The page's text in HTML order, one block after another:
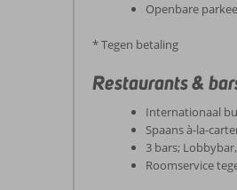
Openbare
* Tegen betaling
Restaurants &
Internationaal
Spaans à-la-
3 bars;
Roomservice